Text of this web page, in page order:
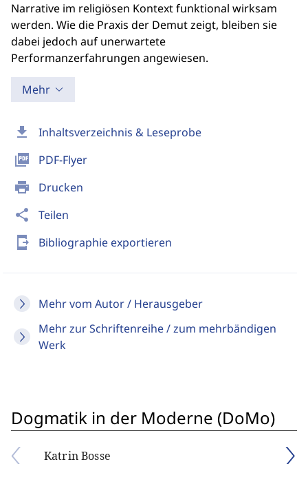
download Inhaltsverzeichnis & Leseprobe
picture_as_pdf PDF-Flyer
print Drucken
share Teilen
send_to_mobile Bibliographie exportieren
Mehr vom Autor / Herausgeber
Mehr zur Schriftenreihe / zum mehrbändigen
Werk
Narrative im religiösen Kontext funktional wirksam
werden. Wie die Praxis der Demut zeigt, bleiben sie
dabei jedoch auf unerwartete
Performanzerfahrungen angewiesen.
Mehr
Dogmatik in der Moderne (DoMo)
Katrin Bosse